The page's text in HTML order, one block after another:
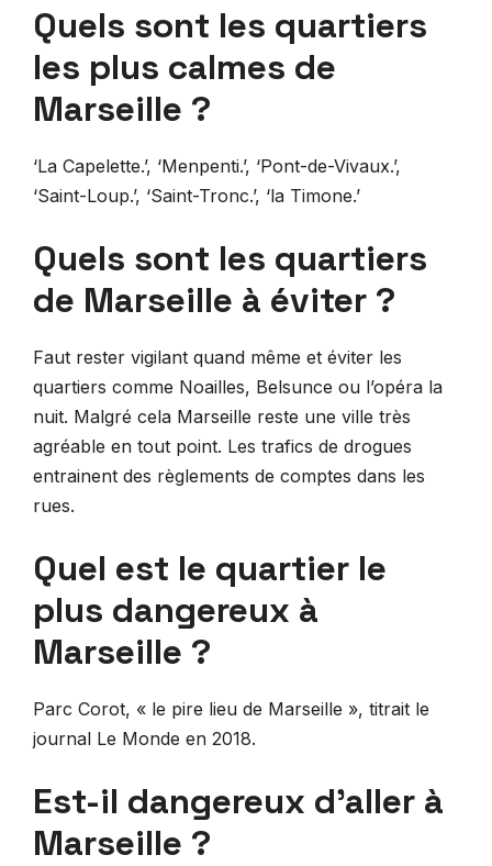
Quels sont les quartiers
les plus calmes de
Marseille ?
‘La Capelette.’, ‘Menpenti.’, ‘Pont-de-Vivaux.’,
‘Saint-Loup.’, ‘Saint-Tronc.’, ‘la Timone.’
Quels sont les quartiers
de Marseille à éviter ?
Faut rester vigilant quand même et éviter les
quartiers comme Noailles, Belsunce ou l’opéra la
nuit. Malgré cela Marseille reste une ville très
agréable en tout point. Les trafics de drogues
entrainent des règlements de comptes dans les
rues.
Quel est le quartier le
plus dangereux à
Marseille ?
Parc Corot, « le pire lieu de Marseille », titrait le
journal Le Monde en 2018.
Est-il dangereux d’aller à
Marseille ?